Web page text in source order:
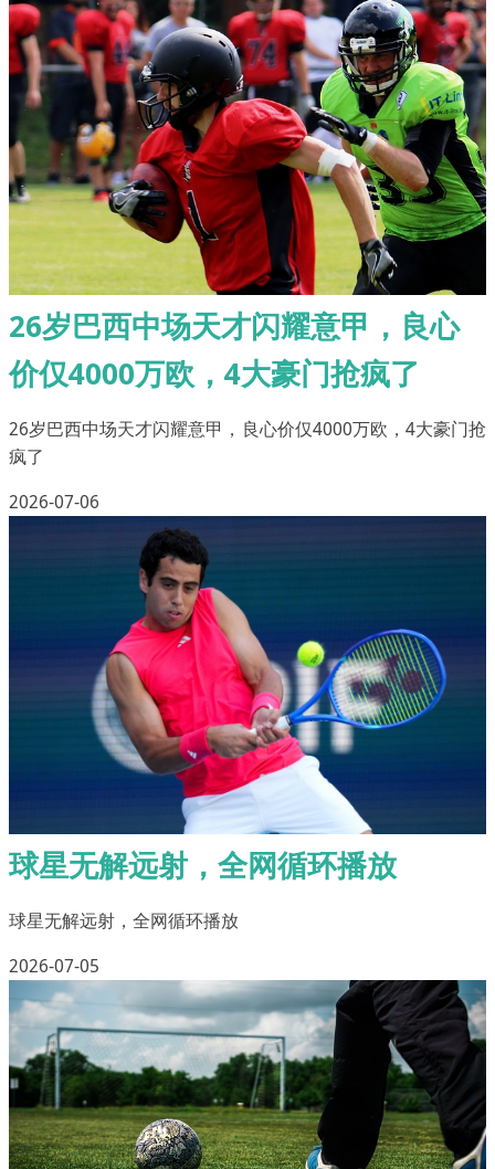
26岁巴西中场天才闪耀意甲，良心
价仅4000万欧，4大豪门抢疯了
26岁巴西中场天才闪耀意甲，良心价仅4000万欧，4大豪门抢
疯了
2026-07-06
球星无解远射，全网循环播放
球星无解远射，全网循环播放
2026-07-05